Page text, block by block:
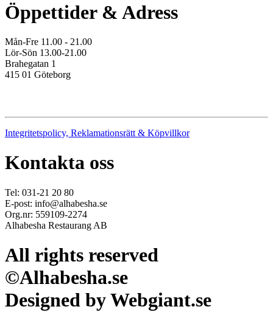
Öppettider & Adress
Mån-Fre 11.00 - 21.00
Lör-Sön 13.00-21.00
Brahegatan 1
415 01 Göteborg
Integritetspolicy, Reklamationsrätt & Köpvillkor
Kontakta oss
Tel: 031-21 20 80
E-post: info@alhabesha.se
Org.nr: 559109-2274
Alhabesha Restaurang AB
All rights reserved
©Alhabesha.se
Designed by Webgiant.se